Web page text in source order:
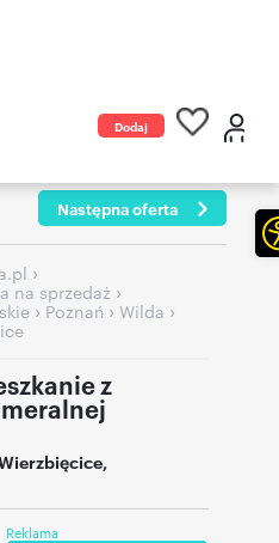
Dodaj
Następna oferta
›
na sprzedaż ›
› Poznań › Wilda ›
z
,
Reklama